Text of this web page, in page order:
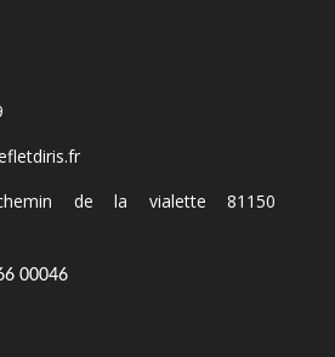
de la vialette 81150
00046